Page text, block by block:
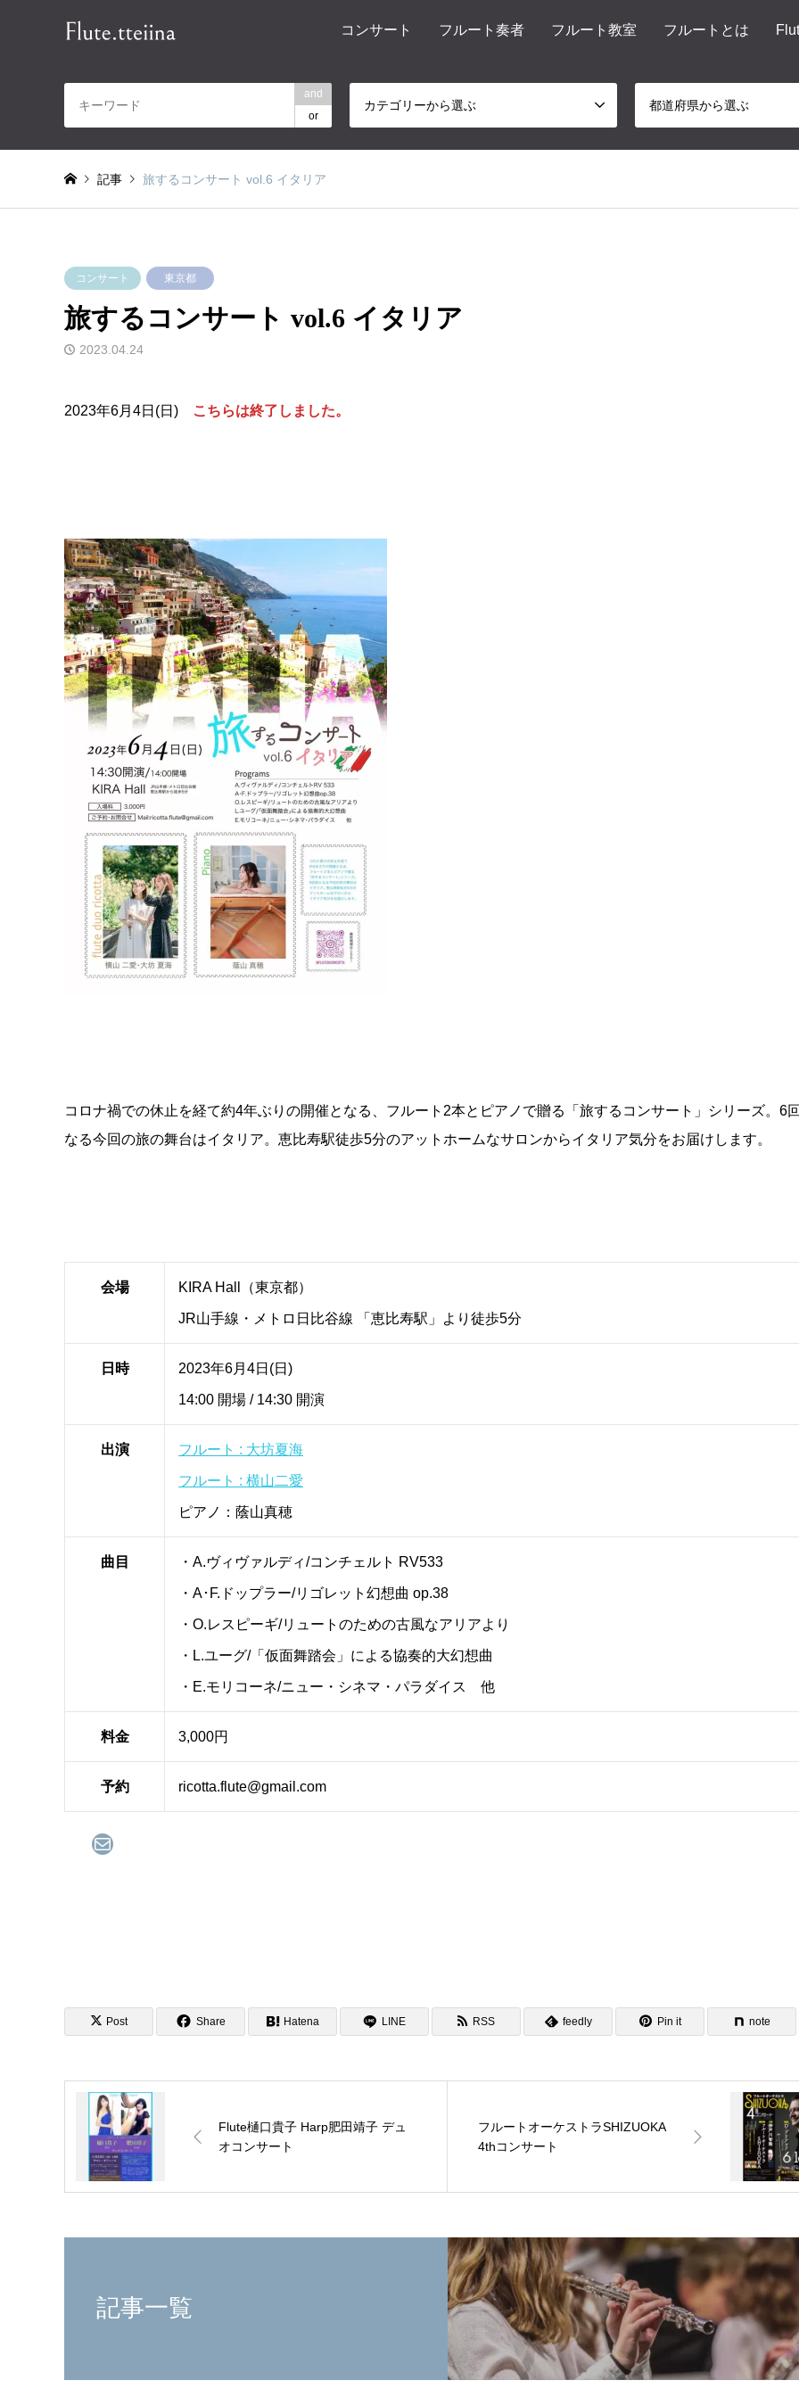
コンサート フルート奏者 フルート教室 フルートとは
and
or
カテゴリーから選ぶ 都道府県から選ぶ
記事 旅するコンサート vol.6 イタリア
コンサート 東京都
旅するコンサート vol.6 イタリア
2023.04.24
2023年6月4日(日) こちらは終了しました。
コロナ禍での休止を経て約4年ぶりの開催となる、フルート2本とピアノで贈る「旅するコンサート」シリーズ。6
なる今回の旅の舞台はイタリア。恵比寿駅徒歩5分のアットホームなサロンからイタリア気分をお届けします。
会場 KIRA Hall（東京都）
JR山手線・メトロ日比谷線 「恵比寿駅」より徒歩5分
日時 2023年6月4日(日)
14:00 開場 / 14:30 開演
出演 フルート : 大坊夏海
フルート : 横山二愛
ピアノ：蔭山真穂
曲目 ・A.ヴィヴァルディ/コンチェルト RV533
・A･F.ドップラー/リゴレット幻想曲 op.38
・O.レスピーギ/リュートのための古風なアリアより
・L.ユーグ/「仮面舞踏会」による協奏的大幻想曲
・E.モリコーネ/ニュー・シネマ・パラダイス 他
料金 3,000円
予約 ricotta.flute@gmail.com
メール
Post Share Hatena LINE RSS feedly Pin it note
Flute樋口貴子 Harp肥田靖子 デュ
オコンサート
フルートオーケストラSHIZUOKA
4thコンサート
記事一覧